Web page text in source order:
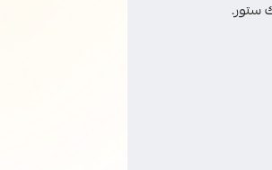
ستور.